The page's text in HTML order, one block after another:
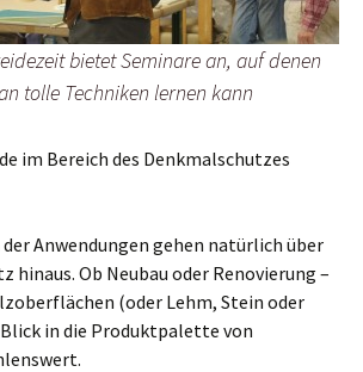
bietet Seminare an, auf denen
tolle Techniken lernen kann
im Bereich des Denkmalschutzes
Anwendungen gehen natürlich über
hinaus. Ob Neubau oder Renovierung –
(oder Lehm, Stein oder
in die Produktpalette von